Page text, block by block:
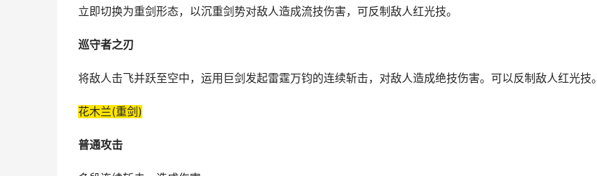
立即切换为重剑形态，以沉重剑势对敌人造成流技伤害，可反制敌人红光技。
巡守者之刃
将敌人击飞并跃至空中，运用巨剑发起雷霆万钧的连续斩击，对敌人造成绝技伤害。可以反制敌人红光技。
花木兰(重剑)
普通攻击